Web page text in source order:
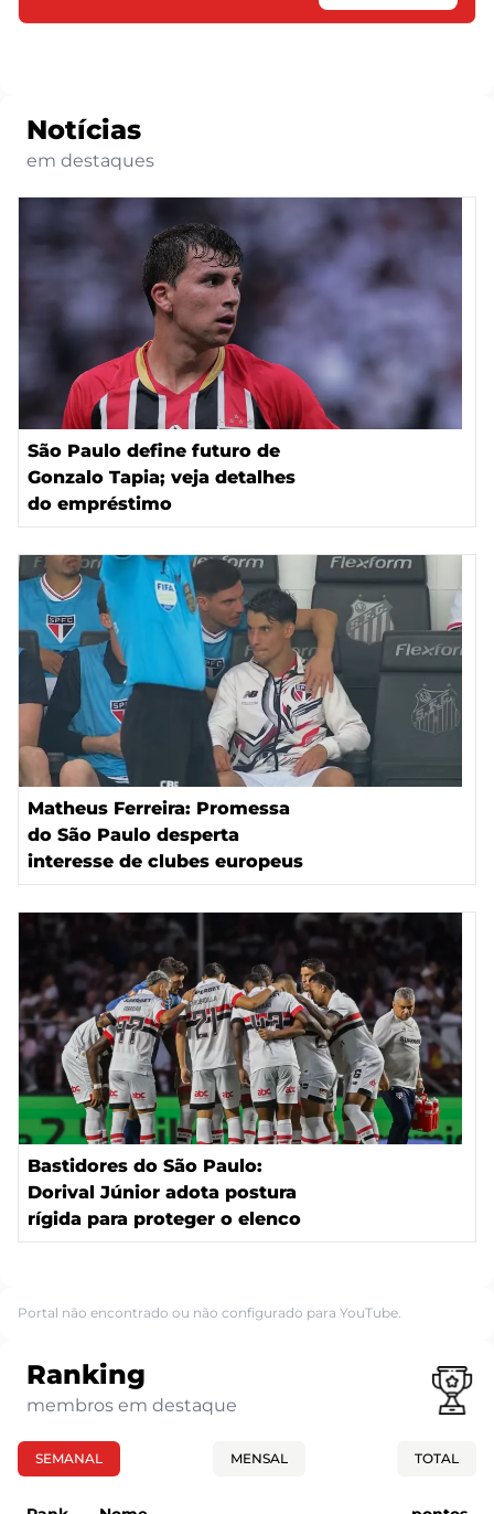
Notícias
em destaques
São Paulo define futuro de
Gonzalo Tapia; veja detalhes
do empréstimo
Matheus Ferreira: Promessa
do São Paulo desperta
interesse de clubes europeus
Bastidores do São Paulo:
Dorival Júnior adota postura
rígida para proteger o elenco
Portal não encontrado ou não configurado para YouTube.
Ranking
membros em destaque
SEMANAL MENSAL TOTAL